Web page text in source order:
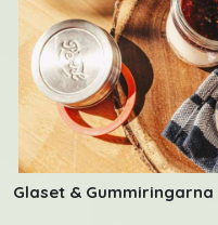
Glaset & Gummiringarna